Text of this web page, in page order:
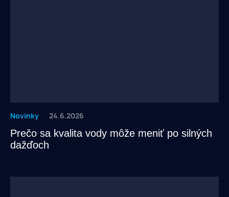
Novinky 24.6.2026
Prečo sa kvalita vody môže meniť po silných
dažďoch